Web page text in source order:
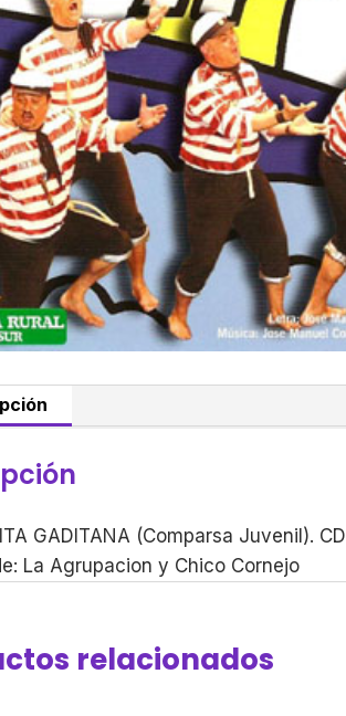
GADITANA (Comparsa Juvenil). CD
La Agrupacion y Chico Cornejo
relacionados